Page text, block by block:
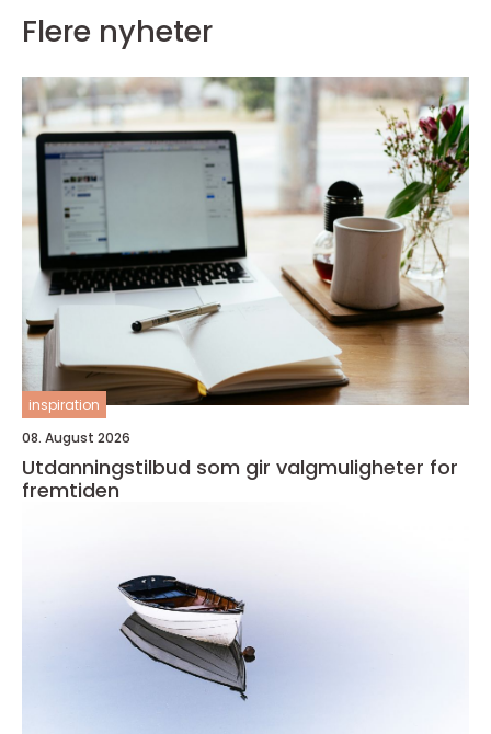
Flere nyheter
inspiration
08. August 2026
Utdanningstilbud som gir valgmuligheter for
fremtiden